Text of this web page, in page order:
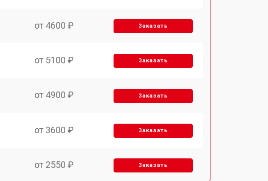
от 4600 ₽ Заказать
от 5100 ₽ Заказать
от 4900 ₽ Заказать
от 3600 ₽ Заказать
от 2550 ₽ Заказать